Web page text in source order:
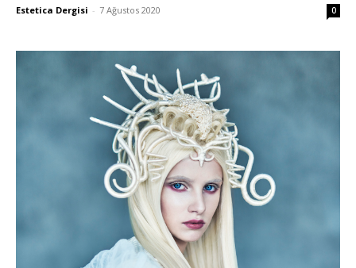
Estetica Dergisi - 7 Ağustos 2020 0